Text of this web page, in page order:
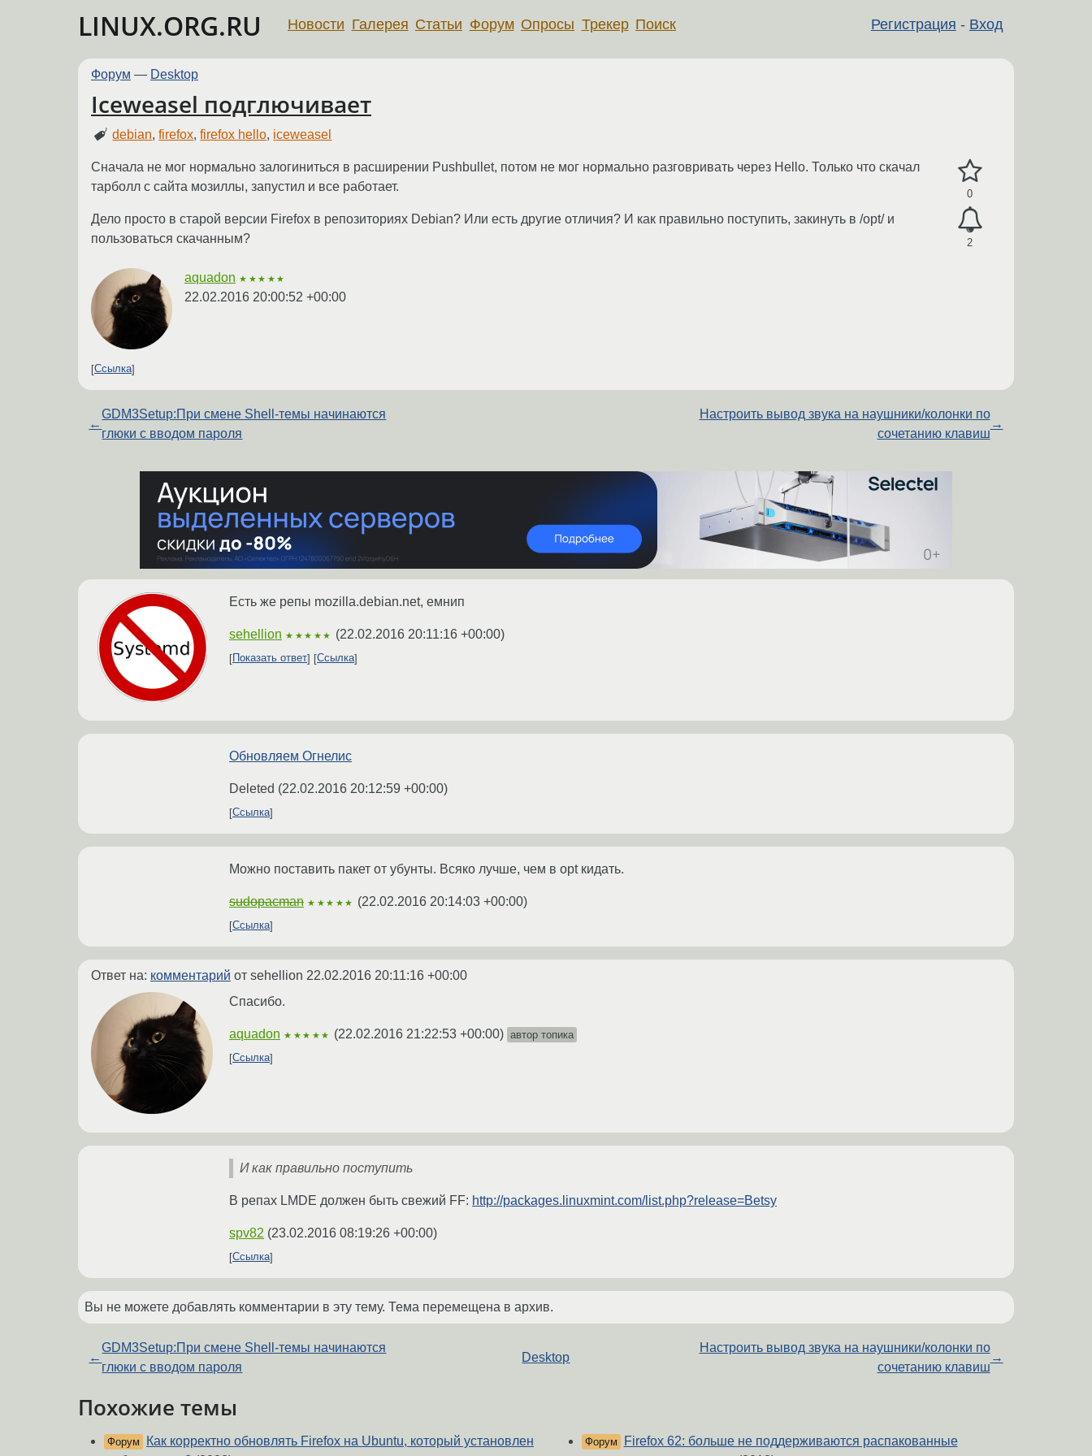
LINUX.ORG.RU Регистрация - Вход
Новости Галерея Статьи Форум Опросы Трекер Поиск
Форум — Desktop
Iceweasel подглючивает
debian,firefox,firefox hello, iceweasel
0
2
Сначала не мог нормально залогиниться в расширении Pushbullet, потом не мог нормально разговривать через Hello. Только что скачал
тарболл с сайта мозиллы, запустил и все работает.
Дело просто в старой версии Firefox в репозиториях Debian? Или есть другие отличия? И как правильно поступить, закинуть в /opt/ и
пользоваться скачанным?
aquadon ★★★★★
22.02.2016 20:00:52 +00:00
Ссылка
←
GDM3Setup:При смене Shell-темы начинаются
глюки с вводом пароля
Настроить вывод звука на наушники/колонки по
сочетанию клавиш
→
Есть же репы mozilla.debian.net, емнип
sehellion ★★★★★ (22.02.2016 20:11:16 +00:00)
Показать ответ Ссылка
Обновляем Огнелис
Deleted (22.02.2016 20:12:59 +00:00)
Ссылка
Можно поставить пакет от убунты. Всяко лучше, чем в opt кидать.
sudopacman ★★★★★ (22.02.2016 20:14:03 +00:00)
Ссылка
Ответ на: комментарий от sehellion 22.02.2016 20:11:16 +00:00
Спасибо.
aquadon ★★★★★ (22.02.2016 21:22:53 +00:00) автор топика
Ссылка
И как правильно поступить
В репах LMDE должен быть свежий FF: http://packages.linuxmint.com/list.php?release=Betsy
spv82 (23.02.2016 08:19:26 +00:00)
Ссылка
Вы не можете добавлять комментарии в эту тему. Тема перемещена в архив.
←
GDM3Setup:При смене Shell-темы начинаются
глюки с вводом пароля
Desktop
Настроить вывод звука на наушники/колонки по
сочетанию клавиш
→
Похожие темы
Форум
Как корректно обновлять Firefox на Ubuntu, который установлен
Форум
Firefox 62: больше не поддерживаются распакованные